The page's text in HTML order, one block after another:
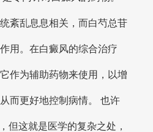
紊乱息息相关，而白芍总苷
用。在白癜风的综合治疗
作为辅助药物来使用，以增
而更好地控制病情。 也许
但这就是医学的复杂之处，